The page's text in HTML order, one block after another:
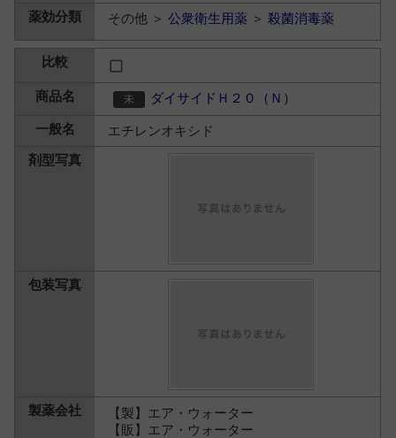
その他 ＞公衆衛生用薬 ＞ 殺菌消毒薬
ダイサイドＨ２０（Ｎ）
エチレンオキシド
【製】エア・ウォーター
【販】エア・ウォーター